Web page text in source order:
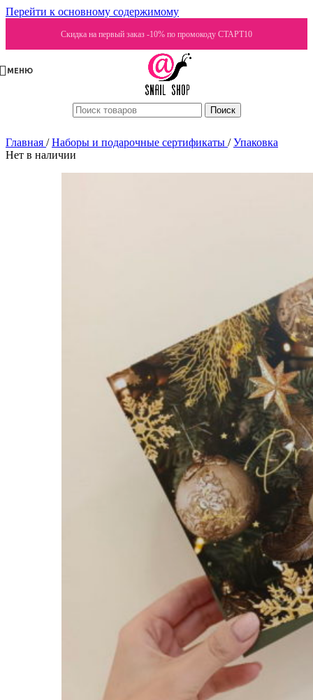
Перейти к основному содержимому
Скидка на первый заказ -10% по промокоду СТАРТ10
МЕНЮ
Поиск
Главная / Наборы и подарочные сертификаты / Упаковка
Нет в наличии